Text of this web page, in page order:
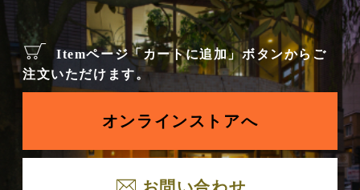
Itemページ「カートに追加」ボタンからご
注文いただけます。
オンラインストアへ